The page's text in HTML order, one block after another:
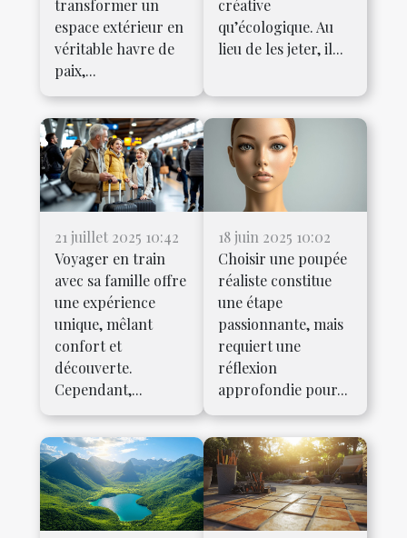
transformer un
espace extérieur en
véritable havre de
paix,...
créative
qu’écologique. Au
lieu de les jeter, il...
21 juillet 2025 10:42
Voyager en train
avec sa famille offre
une expérience
unique, mêlant
confort et
découverte.
Cependant,...
18 juin 2025 10:02
Choisir une poupée
réaliste constitue
une étape
passionnante, mais
requiert une
réflexion
approfondie pour...